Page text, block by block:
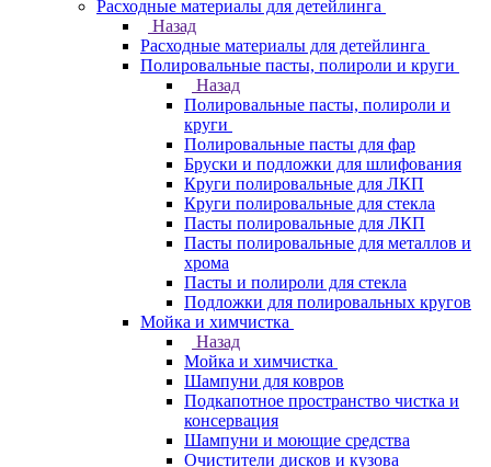
Расходные материалы для детейлинга
Назад
Расходные материалы для детейлинга
Полировальные пасты, полироли и круги
Назад
Полировальные пасты, полироли и
круги
Полировальные пасты для фар
Бруски и подложки для шлифования
Круги полировальные для ЛКП
Круги полировальные для стекла
Пасты полировальные для ЛКП
Пасты полировальные для металлов и
хрома
Пасты и полироли для стекла
Подложки для полировальных кругов
Мойка и химчистка
Назад
Мойка и химчистка
Шампуни для ковров
Подкапотное пространство чистка и
консервация
Шампуни и моющие средства
Очистители дисков и кузова